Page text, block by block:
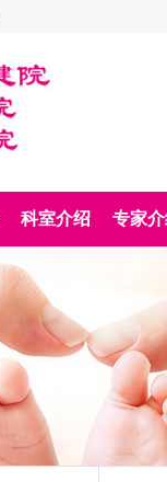
科室介绍 专家